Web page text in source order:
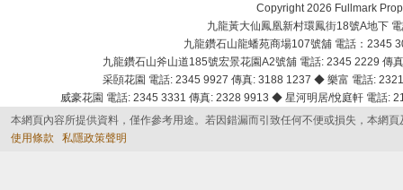
Copyright 2026 Fullmark
九龍黃大仙鳳凰新村環鳳街18號A地下
九龍鑽石山龍蟠苑商場107號舖 電話：2345
九龍鑽石山斧山道185號宏景花園A2號舖 電話: 2345 2229
采頣花園 電話: 2345 9927 傳真: 3188 1237 ◆ 樂富 電話:
威豪花園 電話: 2345 3331 傳真: 2328 9913 ◆ 星河明居/悅庭軒 電話
本網頁內容所提供資料，僅作參考用途。若因錯漏而引致任何不便或損失，本網
使用條款
私隱政策聲明